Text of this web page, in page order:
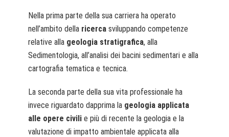
Nella prima parte della sua carriera ha operato
nell’ambito della ricerca sviluppando competenze
relative alla geologia stratigrafica, alla
Sedimentologia, all’analisi dei bacini sedimentari e alla
cartografia tematica e tecnica.
La seconda parte della sua vita professionale ha
invece riguardato dapprima la geologia applicata
alle opere civili e più di recente la geologia e la
valutazione di impatto ambientale applicata alla